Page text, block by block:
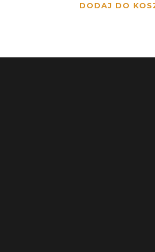
DODAJ DO